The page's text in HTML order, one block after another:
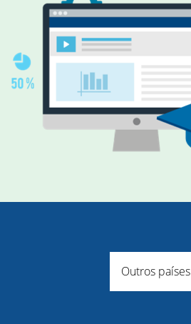
Outros países